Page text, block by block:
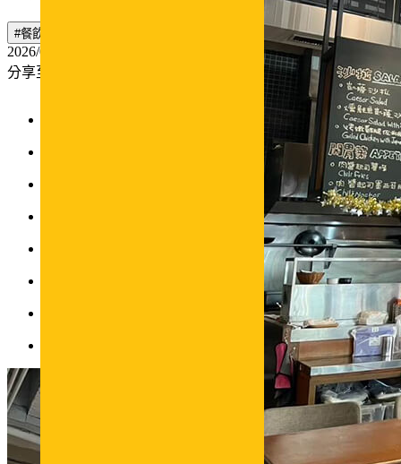
#餐飲頭家 #cafe
2026/02/06
分享至：